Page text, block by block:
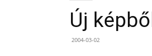
Új
2004-03-02